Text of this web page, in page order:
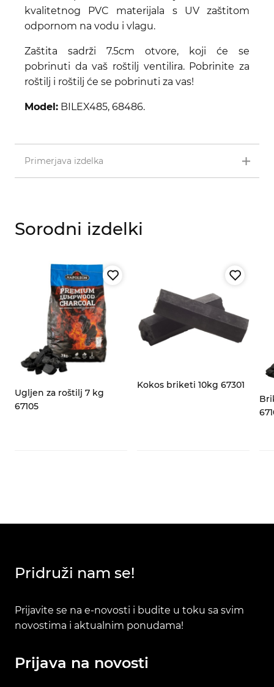
kvalitetnog PVC materijala s UV zaštitom
odpornom na vodu i vlagu.
Zaštita sadrži 7.5cm otvore, koji će se
pobrinuti da vaš roštilj ventilira. Pobrinite za
roštilj i roštilj će se pobrinuti za vas!
Model: BILEX485, 68486.
Primerjava izdelka
Sorodni izdelki
Ugljen za roštilj 7 kg
67105
Kokos briketi 10kg 67301
Pridruži nam se!
Prijavite se na e-novosti i budite u toku sa svim
novostima i aktualnim ponudama!
Prijava na novosti